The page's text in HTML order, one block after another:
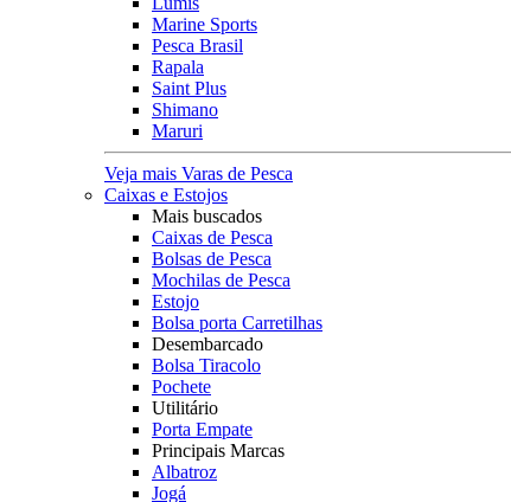
Marine Sports
Pesca Brasil
Rapala
Saint Plus
Shimano
Maruri
Veja mais Varas de Pesca
Caixas e Estojos
Mais buscados
Caixas de Pesca
Bolsas de Pesca
Mochilas de Pesca
Estojo
Bolsa porta Carretilhas
Desembarcado
Bolsa Tiracolo
Pochete
Utilitário
Porta Empate
Principais Marcas
Albatroz
Jogá